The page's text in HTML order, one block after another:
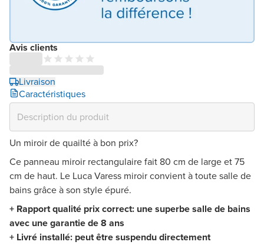
Avis clients
Livraison
Caractéristiques
Un miroir de quailté à bon prix?
Ce panneau miroir rectangulaire fait 80 cm de large et 75
cm de haut. Le Luca Varess miroir convient à toute salle de
bains grâce à son style épuré.
+ Rapport qualité prix correct: une superbe salle de bains
avec une garantie de 8 ans
+ Livré installé: peut être suspendu directement